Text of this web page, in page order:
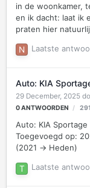
in de woonkamer,
en ik dacht: laat ik
praten hier
lekkerder rijdt dan
de hand gelopen
iemand die in zijn
een serverkast zit
Laatste
Auto: KIA
29 December, 2025
0ANTWOORDEN 291
Auto: KIA Sportage 5 (2021
Toegevoegd op: 2025-12-29 Bekijk deze
(2021 -> Heden)
Laatste